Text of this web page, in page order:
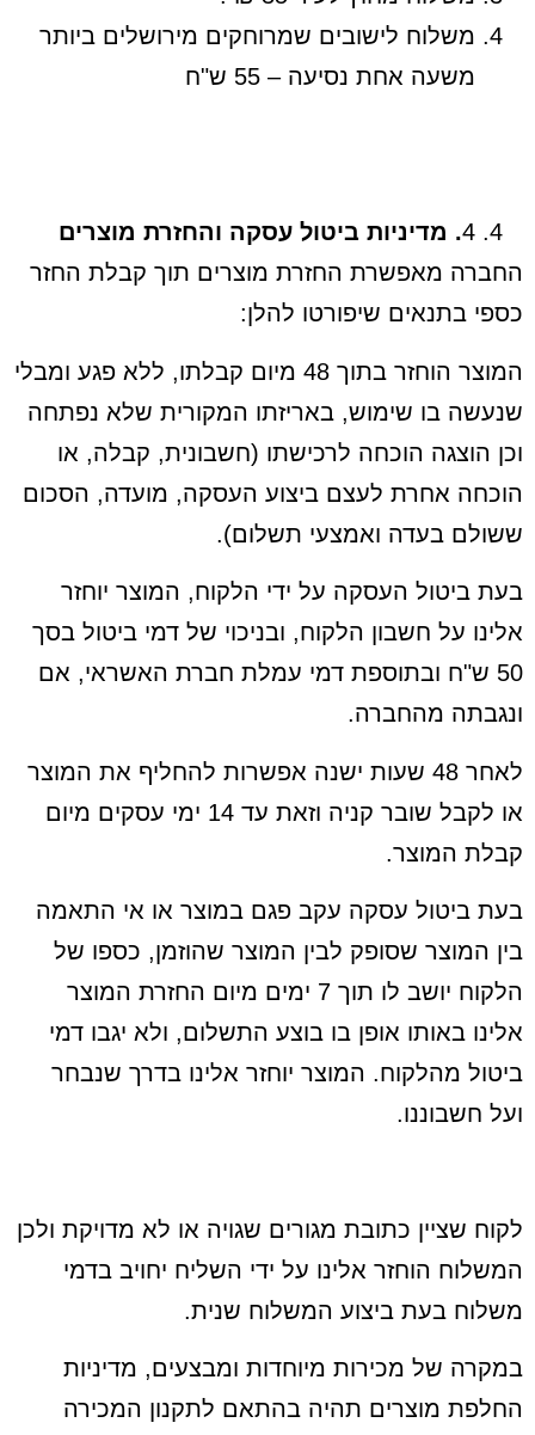
משלוח לישובים שמרוחקים מירושלים ביותר
משעה אחת נסיעה – 55 ש"ח
4. מדיניות ביטול עסקה והחזרת מוצרים
החברה מאפשרת החזרת מוצרים תוך קבלת החזר
כספי בתנאים שיפורטו להלן:
המוצר הוחזר בתוך 48 מיום קבלתו, ללא פגע ומבלי
שנעשה בו שימוש, באריזתו המקורית שלא נפתחה
וכן הוצגה הוכחה לרכישתו (חשבונית, קבלה, או
הוכחה אחרת לעצם ביצוע העסקה, מועדה, הסכום
ששולם בעדה ואמצעי תשלום).
בעת ביטול העסקה על ידי הלקוח, המוצר יוחזר
אלינו על חשבון הלקוח, ובניכוי של דמי ביטול בסך
50 ש"ח ובתוספת דמי עמלת חברת האשראי, אם
ונגבתה מהחברה.
לאחר 48 שעות ישנה אפשרות להחליף את המוצר
או לקבל שובר קניה וזאת עד 14 ימי עסקים מיום
קבלת המוצר.
בעת ביטול עסקה עקב פגם במוצר או אי התאמה
בין המוצר שסופק לבין המוצר שהוזמן, כספו של
הלקוח יושב לו תוך 7 ימים מיום החזרת המוצר
אלינו באותו אופן בו בוצע התשלום, ולא יגבו דמי
ביטול מהלקוח. המוצר יוחזר אלינו בדרך שנבחר
ועל חשבוננו.
לקוח שציין כתובת מגורים שגויה או לא מדויקת ולכן
המשלוח הוחזר אלינו על ידי השליח יחויב בדמי
משלוח בעת ביצוע המשלוח שנית.
במקרה של מכירות מיוחדות ומבצעים, מדיניות
החלפת מוצרים תהיה בהתאם לתקנון המכירה